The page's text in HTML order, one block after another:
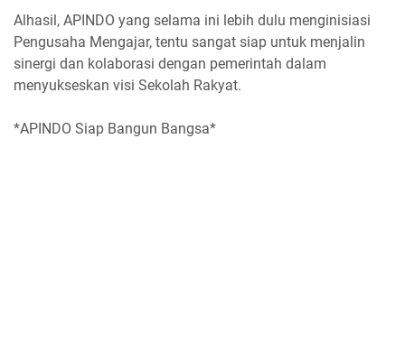
Alhasil, APINDO yang selama ini lebih dulu menginisiasi
Pengusaha Mengajar, tentu sangat siap untuk menjalin
sinergi dan kolaborasi dengan pemerintah dalam
menyukseskan visi Sekolah Rakyat.
*APINDO Siap Bangun Bangsa*